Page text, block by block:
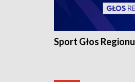
Sport Głos Regionu